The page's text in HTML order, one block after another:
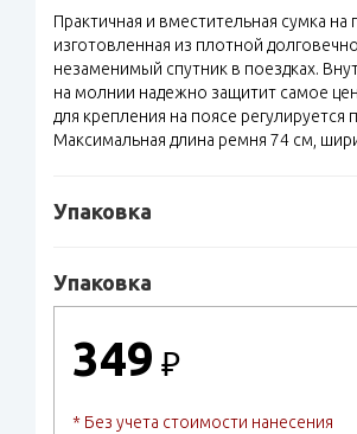
Практичная и вместительная сумка на
изготовленная из плотной
незаменимый спутник в поездках.
на молнии надежно защитит самое
для крепления на поясе регулируется
Максимальная длина ремня 74 см,
Упаковка
Упаковка
349 ₽
* Без учета стоимости нанесения